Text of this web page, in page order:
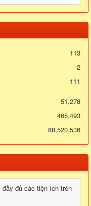
113
2
111
51,278
465,493
88,520,536
đầy đủ các tiện ích trên